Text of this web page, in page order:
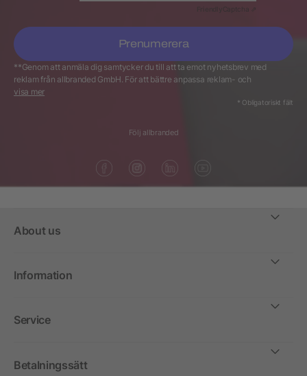
Captcha ⇗
Prenumerera
**Genom att anmäla dig samtycker du till att ta emot nyhetsbrev med
reklam från allbranded GmbH. För att bättre anpassa reklam- och
interneterbjudanden i nyhetsbrevet till kundens personliga intressen
behandlar allbranded GmbH dessutom köp- och användarmönstret hos alla
valda innehåll. Du kan när som helst återkalla ditt samtycke genom att
visa mer
* Obligatoriskt fält
Följ allbranded
About us
Information
Service
Betalningssätt